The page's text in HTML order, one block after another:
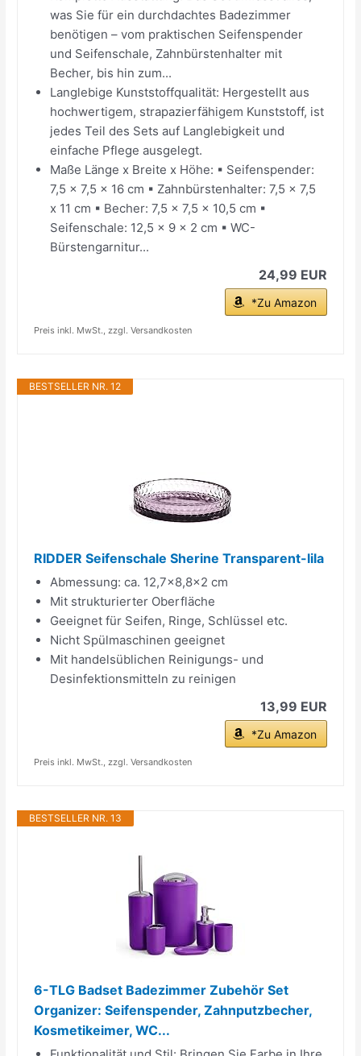
was Sie für ein durchdachtes Badezimmer
benötigen – vom praktischen Seifenspender
und Seifenschale, Zahnbürstenhalter mit
Becher, bis hin zum...
Langlebige Kunststoffqualität: Hergestellt aus
hochwertigem, strapazierfähigem Kunststoff, ist
jedes Teil des Sets auf Langlebigkeit und
einfache Pflege ausgelegt.
Maße Länge x Breite x Höhe: ▪ Seifenspender:
7,5 x 7,5 x 16 cm ▪ Zahnbürstenhalter: 7,5 x 7,5
x 11 cm ▪ Becher: 7,5 x 7,5 x 10,5 cm ▪
Seifenschale: 12,5 x 9 x 2 cm ▪ WC-
Bürstengarnitur...
24,99 EUR
*Zu Amazon
Preis inkl. MwSt., zzgl. Versandkosten
BESTSELLER NR. 12
RIDDER Seifenschale Sherine Transparent-lila
Abmessung: ca. 12,7x8,8x2 cm
Mit strukturierter Oberfläche
Geeignet für Seifen, Ringe, Schlüssel etc.
Nicht Spülmaschinen geeignet
Mit handelsüblichen Reinigungs- und
Desinfektionsmitteln zu reinigen
13,99 EUR
*Zu Amazon
Preis inkl. MwSt., zzgl. Versandkosten
BESTSELLER NR. 13
6-TLG Badset Badezimmer Zubehör Set
Organizer: Seifenspender, Zahnputzbecher,
Kosmetikeimer, WC...